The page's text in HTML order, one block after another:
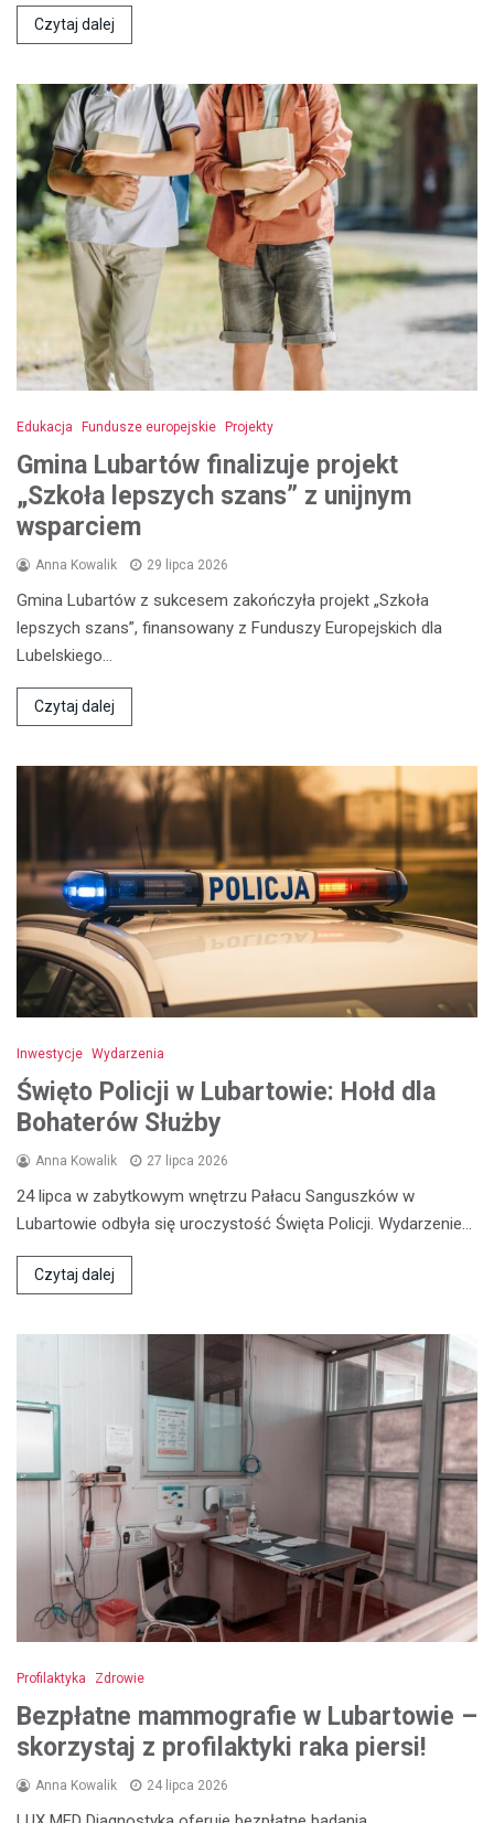
Czytaj dalej
Edukacja Fundusze europejskie Projekty
Gmina Lubartów finalizuje projekt
„Szkoła lepszych szans” z unijnym
wsparciem
Anna Kowalik 29 lipca 2026
Gmina Lubartów z sukcesem zakończyła projekt „Szkoła
lepszych szans”, finansowany z Funduszy Europejskich dla
Lubelskiego…
Czytaj dalej
Inwestycje Wydarzenia
Święto Policji w Lubartowie: Hołd dla
Bohaterów Służby
Anna Kowalik 27 lipca 2026
24 lipca w zabytkowym wnętrzu Pałacu Sanguszków w
Lubartowie odbyła się uroczystość Święta Policji. Wydarzenie…
Czytaj dalej
Profilaktyka Zdrowie
Bezpłatne mammografie w Lubartowie –
skorzystaj z profilaktyki raka piersi!
Anna Kowalik 24 lipca 2026